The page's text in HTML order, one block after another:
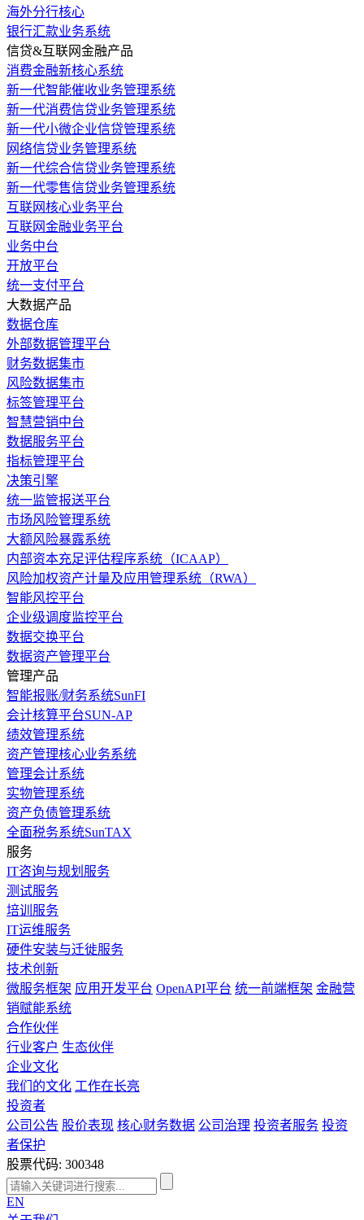
海外分行核心
银行汇款业务系统
信贷&互联网金融产品
消费金融新核心系统
新一代智能催收业务管理系统
新一代消费信贷业务管理系统
新一代小微企业信贷管理系统
网络信贷业务管理系统
新一代综合信贷业务管理系统
新一代零售信贷业务管理系统
互联网核心业务平台
互联网金融业务平台
业务中台
开放平台
统一支付平台
大数据产品
数据仓库
外部数据管理平台
财务数据集市
风险数据集市
标签管理平台
智慧营销中台
数据服务平台
指标管理平台
决策引擎
统一监管报送平台
市场风险管理系统
大额风险暴露系统
内部资本充足评估程序系统（ICAAP）
风险加权资产计量及应用管理系统（RWA）
智能风控平台
企业级调度监控平台
数据交换平台
数据资产管理平台
管理产品
智能报账/财务系统SunFI
会计核算平台SUN-AP
绩效管理系统
资产管理核心业务系统
管理会计系统
实物管理系统
资产负债管理系统
全面税务系统SunTAX
服务
IT咨询与规划服务
测试服务
培训服务
IT运维服务
硬件安装与迁徙服务
技术创新
微服务框架 应用开发平台 OpenAPI平台 统一前端框架 金融营
销赋能系统
合作伙伴
行业客户 生态伙伴
企业文化
我们的文化 工作在长亮
投资者
公司公告 股价表现 核心财务数据 公司治理 投资者服务 投资
者保护
股票代码: 300348
EN